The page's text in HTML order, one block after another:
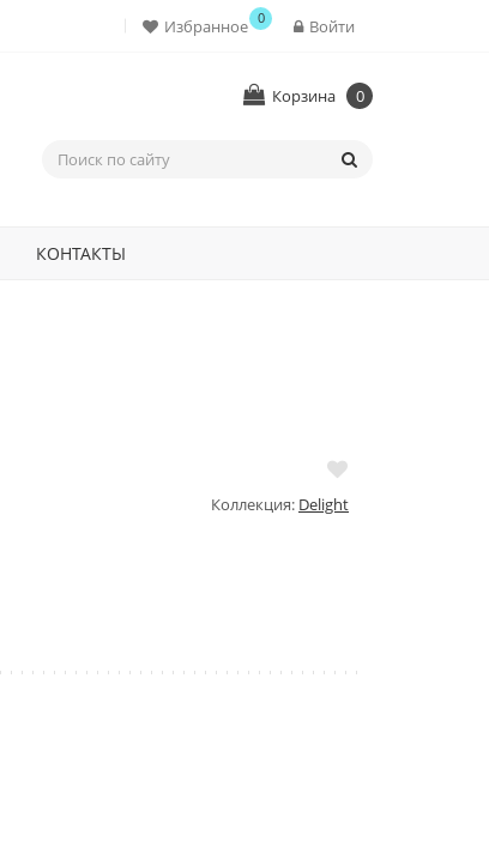
Войти
Избранное 0
Корзина 0
КОНТАКТЫ
Коллекция: Delight